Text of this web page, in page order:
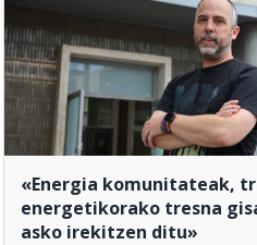
«Energia komunitateak,
energetikorako tresna
asko irekitzen ditu»